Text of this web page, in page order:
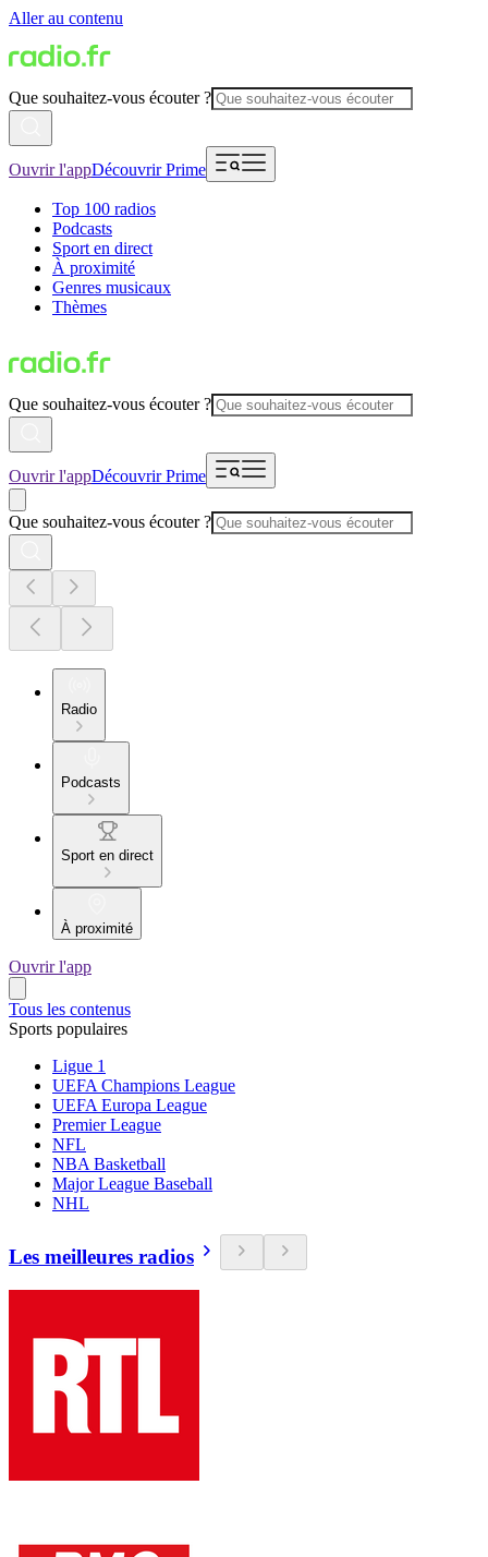
Aller au contenu
Que souhaitez-vous écouter ?
Ouvrir l'appDécouvrir Prime
Top 100 radios
Podcasts
Sport en direct
À proximité
Genres musicaux
Thèmes
Que souhaitez-vous écouter ?
Ouvrir l'appDécouvrir Prime
Que souhaitez-vous écouter ?
Radio
Podcasts
Sport en direct
À proximité
Ouvrir l'app
Tous les contenus
Sports populaires
Ligue 1
UEFA Champions League
UEFA Europa League
Premier League
NFL
NBA Basketball
Major League Baseball
NHL
Les meilleures radios